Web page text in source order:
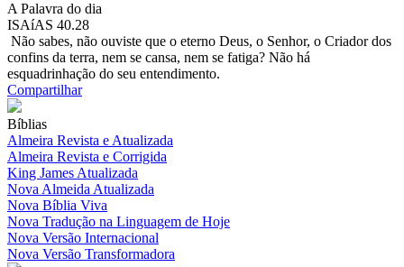
A Palavra do dia
ISAíAS 40.28
Não sabes, não ouviste que o eterno Deus, o Senhor, o Criador dos
confins da terra, nem se cansa, nem se fatiga? Não há
esquadrinhação do seu entendimento.
Compartilhar
Bíblias
Almeira Revista e Atualizada
Almeira Revista e Corrigida
King James Atualizada
Nova Almeida Atualizada
Nova Bíblia Viva
Nova Tradução na Linguagem de Hoje
Nova Versão Internacional
Nova Versão Transformadora